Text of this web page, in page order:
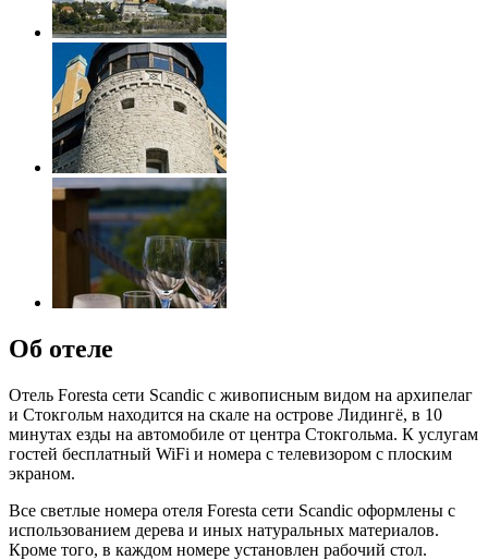
Об отеле
Отель Foresta сети Scandic с живописным видом на архипелаг
и Стокгольм находится на скале на острове Лидингё, в 10
минутах езды на автомобиле от центра Стокгольма. К услугам
гостей бесплатный WiFi и номера с телевизором с плоским
экраном.
Все светлые номера отеля Foresta сети Scandic оформлены с
использованием дерева и иных натуральных материалов.
Кроме того, в каждом номере установлен рабочий стол.